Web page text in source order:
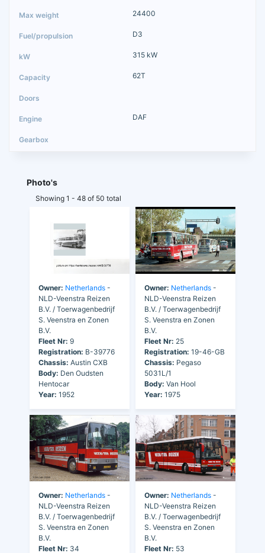
24400
D3
315 kW
62T
DAF
Photo's
Showing 1 - 48 of 50 total
Owner: Netherlands -
NLD-Veenstra Reizen
B.V. / Toerwagenbedrijf
S. Veenstra en Zonen
B.V.
Fleet Nr: 9
Registration: B-39776
Chassis: Austin CXB
Body: Den Oudsten
Hentocar
Year: 1952
Owner: Netherlands -
NLD-Veenstra Reizen
B.V. / Toerwagenbedrijf
S. Veenstra en Zonen
B.V.
Fleet Nr: 25
Registration: 19-46-GB
Chassis: Pegaso
5031L/1
Body: Van Hool
Year: 1975
Owner: Netherlands -
NLD-Veenstra Reizen
B.V. / Toerwagenbedrijf
S. Veenstra en Zonen
B.V.
Fleet Nr: 34
Owner: Netherlands -
NLD-Veenstra Reizen
B.V. / Toerwagenbedrijf
S. Veenstra en Zonen
B.V.
Fleet Nr: 53